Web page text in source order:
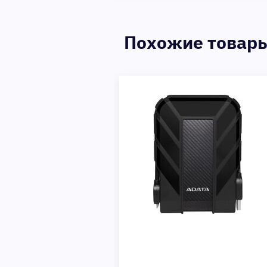
Похожие